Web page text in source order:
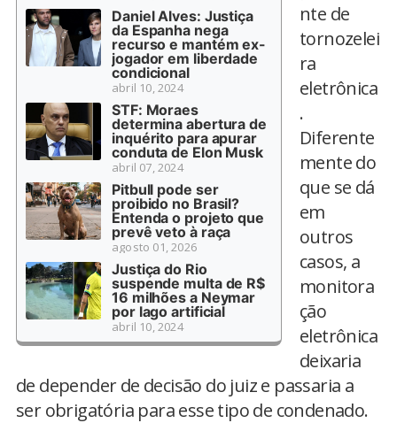
Daniel Alves: Justiça
da Espanha nega
recurso e mantém ex-
jogador em liberdade
condicional
abril 10, 2024
STF: Moraes
determina abertura de
inquérito para apurar
conduta de Elon Musk
abril 07, 2024
Pitbull pode ser
proibido no Brasil?
Entenda o projeto que
prevê veto à raça
agosto 01, 2026
Justiça do Rio
suspende multa de R$
16 milhões a Neymar
por lago artificial
abril 10, 2024
nte de
tornozelei
ra
eletrônica
.
Diferente
mente do
que se dá
em
outros
casos, a
monitora
ção
eletrônica
deixaria
de depender de decisão do juiz e passaria a
ser obrigatória para esse tipo de condenado.